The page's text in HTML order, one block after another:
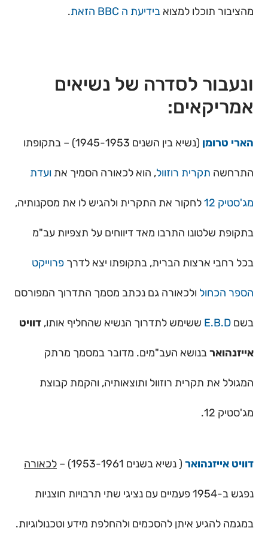
מהציבור תוכלו למצוא בידיעת ה BBC הזאת .
ונעבור לסדרה של נשיאים
אמריקאים:
הארי טרומן (נשיא בין השנים 1945-1953) – בתקופתו
התרחשה תקרית רוזוול, הוא לכאורה הסמיך את ועדת
מג'סטיק 12 לחקור את התקרית ולהגיש לו את מסקנותיה,
בתקופת שלטונו התרבו מאד דיווחים על תצפיות עב"מ
בכל רחבי ארצות הברית, בתקופתו יצא לדרך פרוייקט
הספר הכחול ולכאורה גם נכתב מסמך התדרוך המפורסם
בשם E.B.D ששימש לתדרוך הנשיא שהחליף אותו, דוויט
אייזנהוארבנושא העב"מים. מדובר במסמך מרתק
המגולל את תקרית רוזוול ותוצאותיה, והקמת קבוצת
מג'סטיק 12.
דוויט אייזנהואר ( נשיא בשנים 1953-1961) – לכאורה
נפגש ב-1954 פעמיים עם נציגי שתי תרבויות חוצניות
במגמה להגיע איתן להסכמים ולהחלפת מידע וטכנולוגיות.